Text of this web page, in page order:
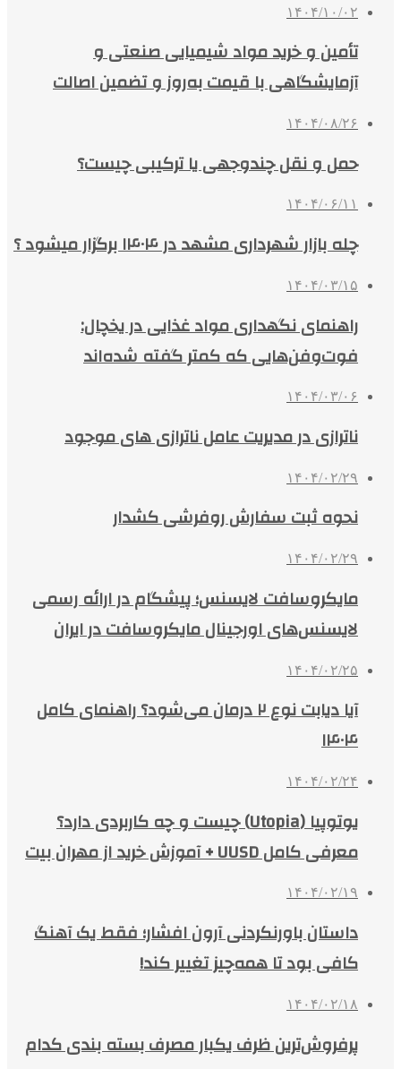
۱۴۰۴/۱۰/۰۲
تأمین و خرید مواد شیمیایی صنعتی و
آزمایشگاهی با قیمت به‌روز و تضمین اصالت
۱۴۰۴/۰۸/۲۶
حمل و نقل چندوجهی یا ترکیبی چیست؟
۱۴۰۴/۰۶/۱۱
چله بازار شهرداری مشهد در ۱۴۰۴ برگزار میشود ؟
۱۴۰۴/۰۳/۱۵
راهنمای نگهداری مواد غذایی در یخچال:
فوت‌وفن‌هایی که کمتر گفته شده‌اند
۱۴۰۴/۰۳/۰۶
ناترازی در مدیریت عامل ناترازی های موجود
۱۴۰۴/۰۲/۲۹
نحوه ثبت سفارش روفرشی کشدار
۱۴۰۴/۰۲/۲۹
مایکروسافت لایسنس؛ پیشگام در ارائه رسمی
لایسنس‌های اورجینال مایکروسافت در ایران
۱۴۰۴/۰۲/۲۵
آیا دیابت نوع ۲ درمان می‌شود؟ راهنمای کامل
۱۴۰۴
۱۴۰۴/۰۲/۲۴
یوتوپیا (Utopia) چیست و چه کاربردی دارد؟
معرفی کامل UUSD + آموزش خرید از مهران بیت
۱۴۰۴/۰۲/۱۹
داستان باورنکردنی آرون افشار؛ فقط یک آهنگ
کافی بود تا همه‌چیز تغییر کند!
۱۴۰۴/۰۲/۱۸
پرفروش‌ترین ظرف یکبار مصرف بسته بندی کدام